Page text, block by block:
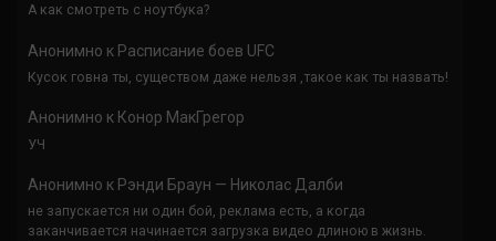
А как смотреть с ноутбука?
Анонимно к Расписание боев UFC
Кусок говна ты, существом даже нельзя ,такое как ты назвать!
Анонимно к Конор МакГрегор
УЧ
Анонимно к Рэнди Браун — Николас Далби
не запускается ни один бой, реклама есть, а когда
заканчивается начинается загрузка видео длиною в жизнь.